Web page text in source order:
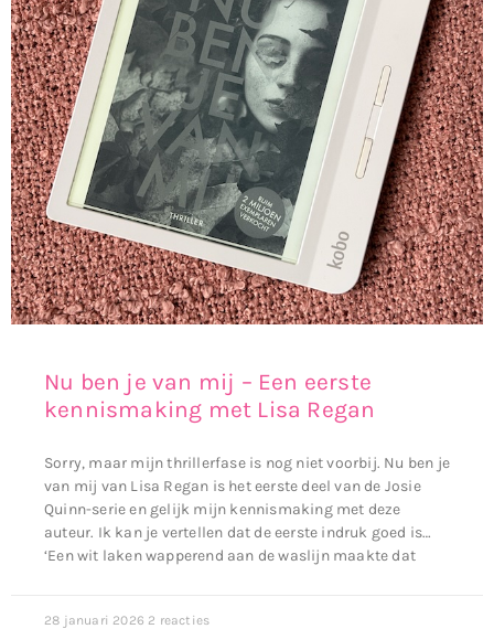
Nu ben je van mij – Een eerste
kennismaking met Lisa Regan
Sorry, maar mijn thrillerfase is nog niet voorbij. Nu ben je
van mij van Lisa Regan is het eerste deel van de Josie
Quinn-serie en gelijk mijn kennismaking met deze
auteur. Ik kan je vertellen dat de eerste indruk goed is…
‘Een wit laken wapperend aan de waslijn maakte dat
28 januari 2026 2 reacties